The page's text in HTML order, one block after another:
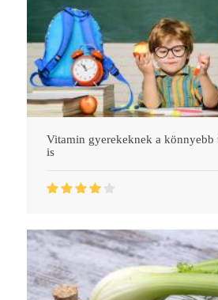
Vitamin gyerekeknek a könnyebb
is